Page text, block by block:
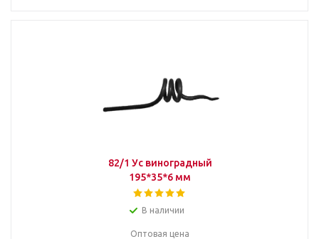
82/1 Ус виноградный
195*35*6 мм
В наличии
Оптовая цена